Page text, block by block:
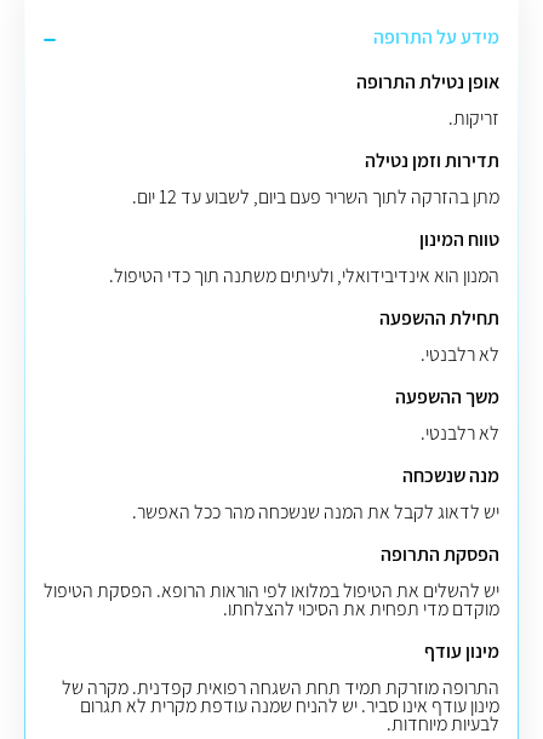
מידע על התרופה
אופן נטילת התרופה
זריקות.
תדירות וזמן נטילה
מתן בהזרקה לתוך השריר פעם ביום, לשבוע עד 12 יום.
טווח המינון
המנון הוא אינדיבידואלי, ולעיתים משתנה תוך כדי הטיפול.
תחילת ההשפעה
לא רלבנטי.
משך ההשפעה
לא רלבנטי.
מנה שנשכחה
יש לדאוג לקבל את המנה שנשכחה מהר ככל האפשר.
הפסקת התרופה
יש להשלים את הטיפול במלואו לפי הוראות הרופא. הפסקת הטיפול
מוקדם מדי תפחית את הסיכוי להצלחתו.
מינון עודף
התרופה מוזרקת תמיד תחת השגחה רפואית קפדנית. מקרה של
מינון עודף אינו סביר. יש להניח שמנה עודפת מקרית לא תגרום
לבעיות מיוחדות.